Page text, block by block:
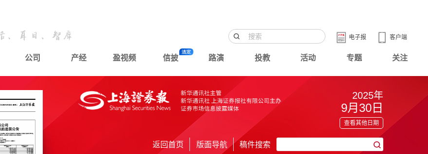
客户端
电子报
公司 产经 盈视频 信披 路演 投教 活动 专题 关注
2025年
9月30日
查看其他日期
返回首页 版面导航 稿件搜索